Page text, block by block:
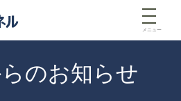
メニュー
のお知らせ